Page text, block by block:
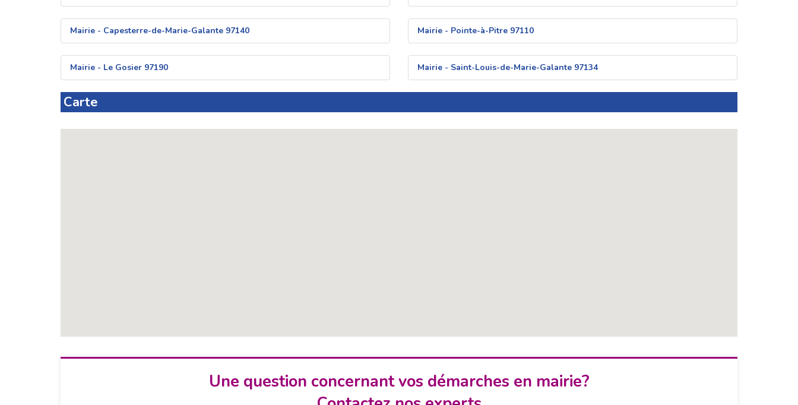
Mairie - Capesterre-de-Marie-Galante 97140 Mairie - Pointe-à-Pitre 97110
Mairie - Le Gosier 97190 Mairie - Saint-Louis-de-Marie-Galante 97134
Carte
Une question concernant vos démarches en mairie?